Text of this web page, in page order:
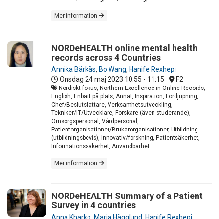
Mer information
NORDeHEALTH online mental health
records across 4 Countries
Annika Bärkås, Bo Wang, Hanife Rexhepi
Onsdag 24 maj 2023 10:55 - 11:15 F2
Nordiskt fokus, Northern Excellence in Online Records,
English, Enbart på plats, Annat, Inspiration, Fördjupning,
Chef/Beslutsfattare, Verksamhetsutveckling,
Tekniker/IT/Utvecklare, Forskare (även studerande),
Omsorgspersonal, Vårdpersonal,
Patientorganisationer/Brukarorganisationer, Utbildning
(utbildningsbevis), Innovativ/forskning, Patientsäkerhet,
Informationssäkerhet, Användbarhet
Mer information
NORDeHEALTH Summary of a Patient
Survey in 4 countries
Anna Kharko, Maria Hägglund, Hanife Rexhepi